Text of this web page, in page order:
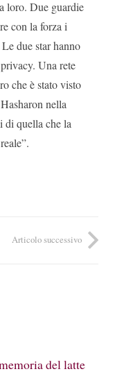
loro. Due guardie
con la forza i
due star hanno
Una rete
che è stato visto
nella
di quella che la
Articolo successivo
del latte